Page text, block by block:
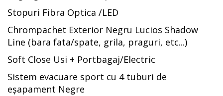
Stopuri Fibra Optica /LED
Chrompachet Exterior Negru Lucios Shadow
Line (bara fata/spate, grila, praguri, etc...)
Soft Close Usi + Portbagaj/Electric
Sistem evacuare sport cu 4 tuburi de
eșapament Negre